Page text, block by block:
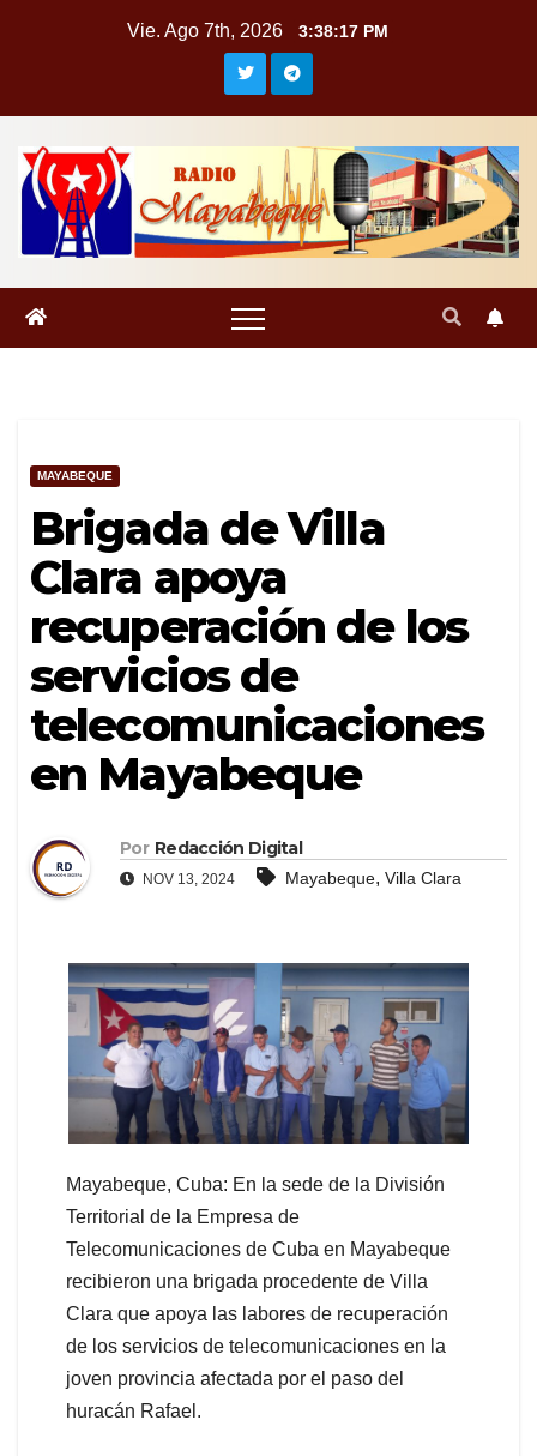
Vie. Ago 7th, 2026 3:38:18 PM
MAYABEQUE
Brigada de Villa
Clara apoya
recuperación de los
servicios de
telecomunicaciones
en Mayabeque
Por Redacción Digital
NOV 13, 2024 Mayabeque, Villa Clara
Mayabeque, Cuba: En la sede de la División
Territorial de la Empresa de
Telecomunicaciones de Cuba en Mayabeque
recibieron una brigada procedente de Villa
Clara que apoya las labores de recuperación
de los servicios de telecomunicaciones en la
joven provincia afectada por el paso del
huracán Rafael.